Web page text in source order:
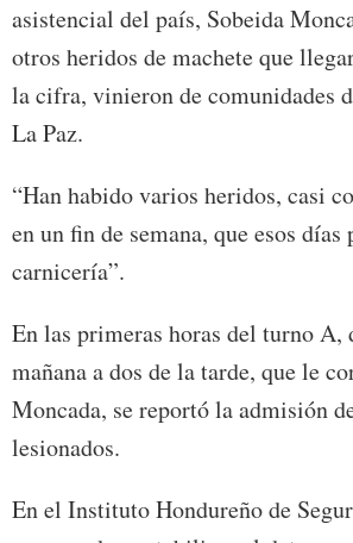
asistencial del país, Sobeida
otros heridos de machete que
la cifra, vinieron de comunidades
La Paz.
“Han habido varios heridos, casi
en un fin de semana, que esos días
carnicería”.
En las primeras horas del turno A,
mañana a dos de la tarde, que le
Moncada, se reportó la admisión
lesionados.
En el Instituto Hondureño de